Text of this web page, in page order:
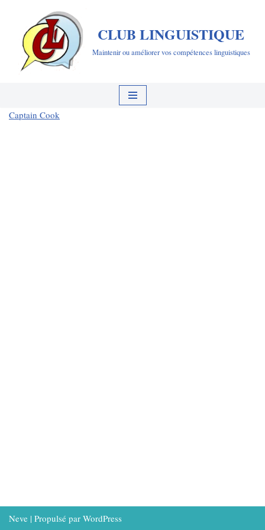
Aller
contenu
CLUB LINGUISTIQUE
Maintenir ou améliorer vos compétences linguistiques
Captain Cook
Neve | Propulsé par WordPress